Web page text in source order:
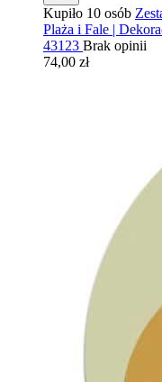
Kupiło 10 osób
Plaża i Fale |
43123 Brak opinii
74,00 zł